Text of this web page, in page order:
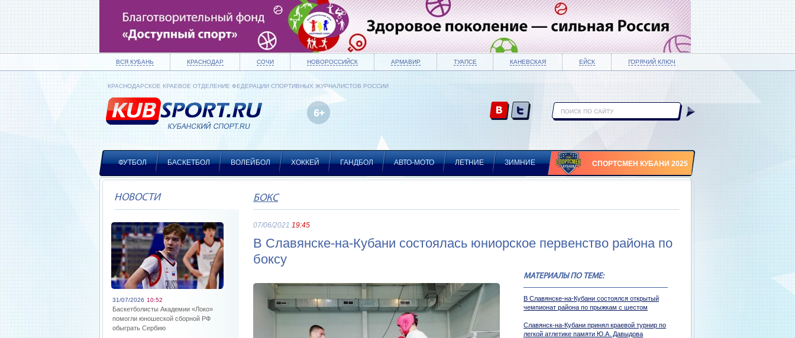
ВСЯ КУБАНЬ КРАСНОДАР СОЧИ НОВОРОССИЙСК АРМАВИР ТУАПСЕ КАНЕВСКАЯ ЕЙСК ГОРЯЧИЙ КЛЮЧ
КРАСНОДАРСКОЕ КРАЕВОЕ ОТДЕЛЕНИЕ ФЕДЕРАЦИИ СПОРТИВНЫХ ЖУРНАЛИСТОВ РОССИИ
ФУТБОЛ БАСКЕТБОЛ ВОЛЕЙБОЛ ХОККЕЙ ГАНДБОЛ АВТО-МОТО ЛЕТНИЕ ЗИМНИЕ СПОРТСМЕН КУБАНИ 2025
НОВОСТИ
31/07/2026 10:52
Баскетболисты Академии «Локо»
помогли юношеской сборной РФ
обыграть Сербию
БОКС
07/06/2021 19:45
В Славянске-на-Кубани состоялась юниорское первенство района по
боксу
МАТЕРИАЛЫ ПО ТЕМЕ:
В Славянске-на-Кубани состоялся открытый
чемпионат района по прыжкам с шестом
Славянск-на-Кубани принял краевой турнир по
легкой атлетике памяти Ю.А. Давыдова